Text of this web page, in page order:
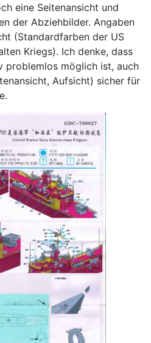
eine Seitenansicht und
der Abziehbilder. Angaben
(Standardfarben der US
Kriegs). Ich denke, dass
problemlos möglich ist, auch
Aufsicht) sicher für